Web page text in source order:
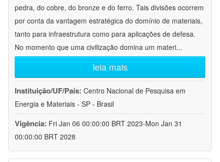
pedra, do cobre, do bronze e do ferro. Tais divisões ocorrem
por conta da vantagem estratégica do domínio de materiais,
tanto para infraestrutura como para aplicações de defesa.
No momento que uma civilização domina um materi...
leia mais
Instituição/UF/País: Centro Nacional de Pesquisa em
Energia e Materiais - SP - Brasil
Vigência: Fri Jan 06 00:00:00 BRT 2023-Mon Jan 31
00:00:00 BRT 2028